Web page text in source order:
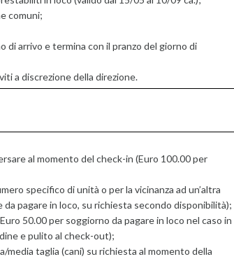
comuni;
di arrivo e termina con il pranzo del giorno di
a discrezione della direzione.
al momento del check-in (Euro 100.00 per
specifico di unità o per la vicinanza ad un’altra
pagare in loco, su richiesta secondo disponibilità);
50.00 per soggiorno da pagare in loco nel caso in
e pulito al check-out);
media taglia (cani) su richiesta al momento della